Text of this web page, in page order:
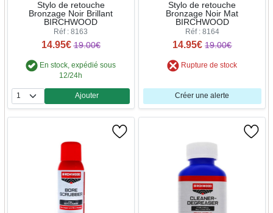
Stylo de retouche
Bronzage Noir Brillant
BIRCHWOOD
Réf : 8163
14.95€ 19.00€
En stock, expédié sous
12/24h
Quantité
Ajouter
Stylo de retouche
Bronzage Noir Mat
BIRCHWOOD
Réf : 8164
14.95€ 19.00€
Rupture de stock
Créer une alerte